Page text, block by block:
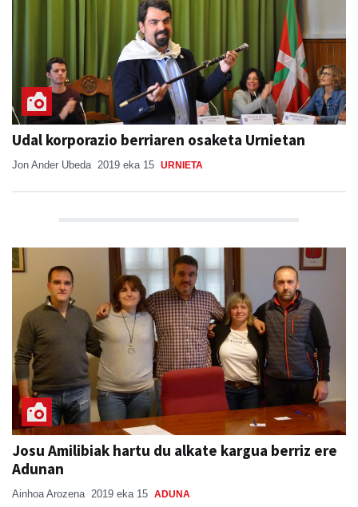
Udal korporazio berriaren osaketa Urnietan
Jon Ander Ubeda 2019 eka 15 URNIETA
Josu Amilibiak hartu du alkate kargua berriz ere
Adunan
Ainhoa Arozena 2019 eka 15 ADUNA